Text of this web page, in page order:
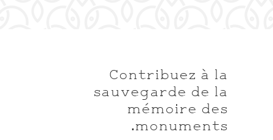
Contribuez à la
sauvegarde de la
mémoire des
monuments.